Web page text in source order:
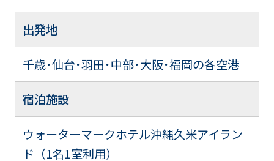
出発地
千歳･仙台･羽田･中部･大阪･福岡の各空港
宿泊施設
ウォーターマークホテル沖縄久米アイラン
ド（1名1室利用）